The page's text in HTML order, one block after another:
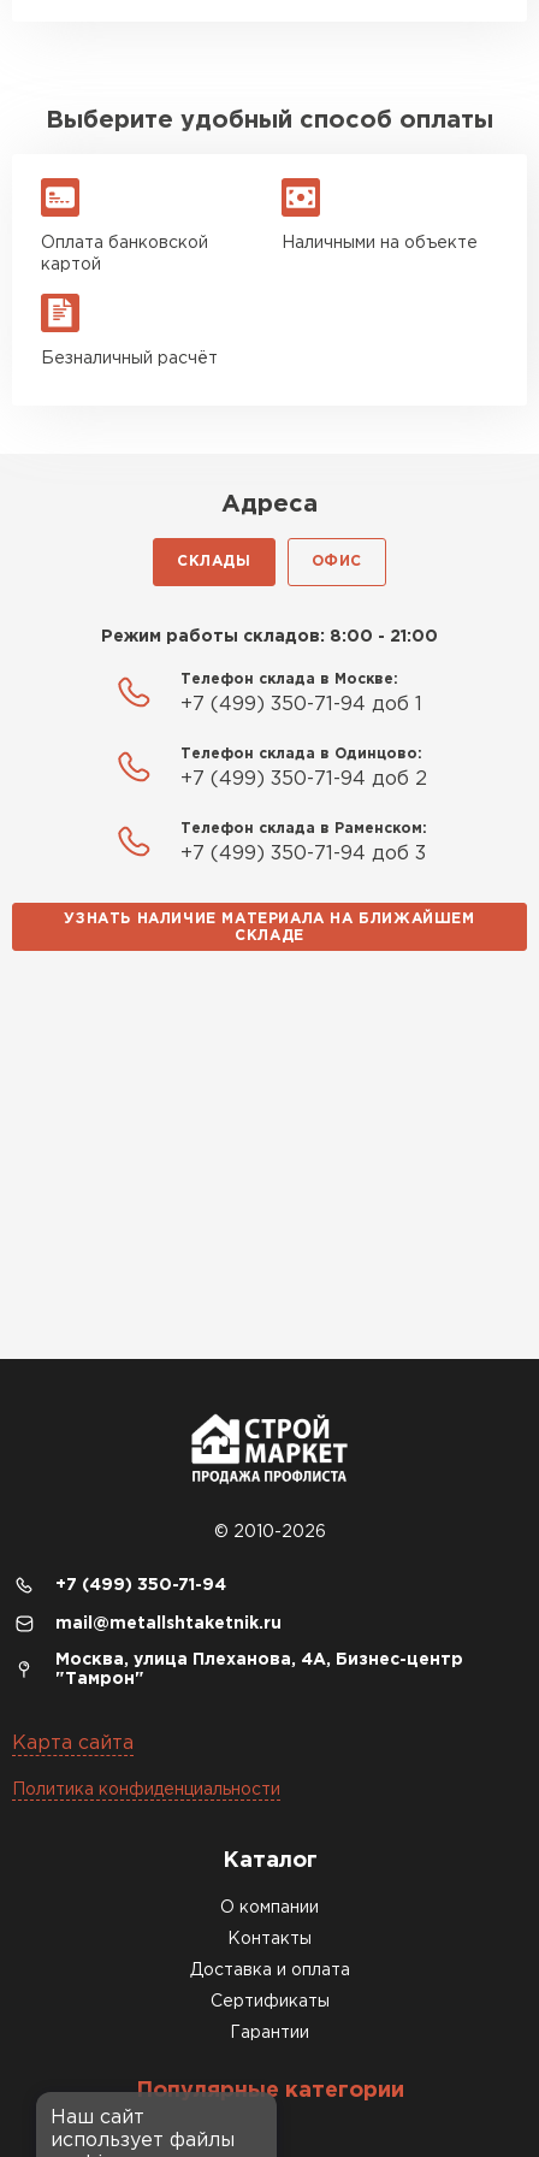
Выберите удобный способ оплаты
Оплата банковской
картой
Наличными на объекте
Безналичный расчёт
Адреса
СКЛАДЫ ОФИС
Режим работы складов: 8:00 - 21:00
Телефон склада в Москве:
+7 (499) 350-71-94 доб 1
Телефон склада в Одинцово:
+7 (499) 350-71-94 доб 2
Телефон склада в Раменском:
+7 (499) 350-71-94 доб 3
УЗНАТЬ НАЛИЧИЕ МАТЕРИАЛА НА БЛИЖАЙШЕМ
СКЛАДЕ
© 2010-2026
+7 (499) 350-71-94
mail@metallshtaketnik.ru
Москва, улица Плеханова, 4А, Бизнес-центр
"Тамрон"
Карта сайта
Политика конфиденциальности
Каталог
О компании
Контакты
Доставка и оплата
Сертификаты
Гарантии
Популярные категории
Наш сайт
использует файлы